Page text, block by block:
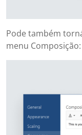
Pode também
menu Composição: